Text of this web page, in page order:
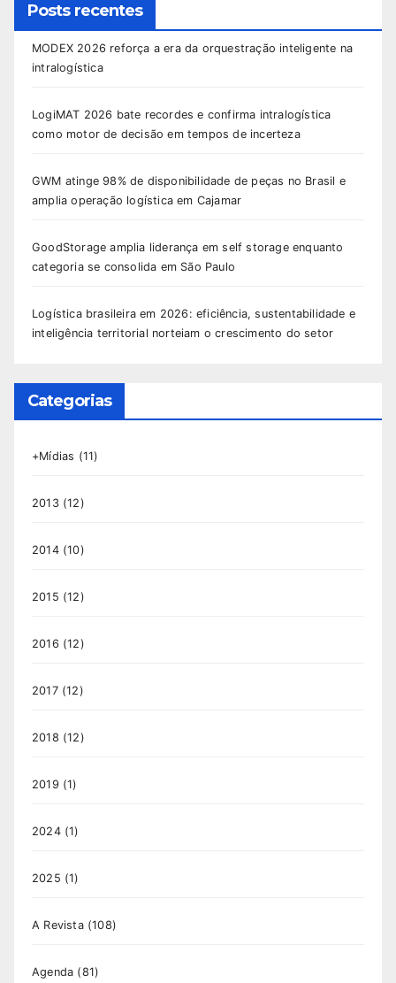
Posts recentes
MODEX 2026 reforça a era da orquestração inteligente na
intralogística
LogiMAT 2026 bate recordes e confirma intralogística
como motor de decisão em tempos de incerteza
GWM atinge 98% de disponibilidade de peças no Brasil e
amplia operação logística em Cajamar
GoodStorage amplia liderança em self storage enquanto
categoria se consolida em São Paulo
Logística brasileira em 2026: eficiência, sustentabilidade e
inteligência territorial norteiam o crescimento do setor
Categorias
+Mídias (11)
2013(12)
2014(10)
2015 (12)
2016 (12)
2017(12)
2018 (12)
2019 (1)
2024(1)
2025 (1)
A Revista(108)
Agenda (81)